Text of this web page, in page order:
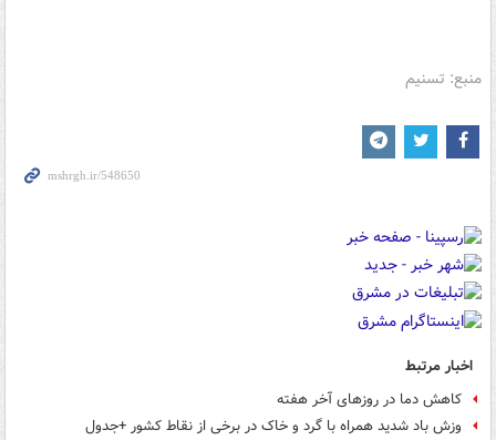
منبع: تسنیم
اخبار مرتبط
کاهش دما در روزهای آخر هفته
وزش باد شدید همراه با گرد و خاک در برخی از نقاط کشور +جدول